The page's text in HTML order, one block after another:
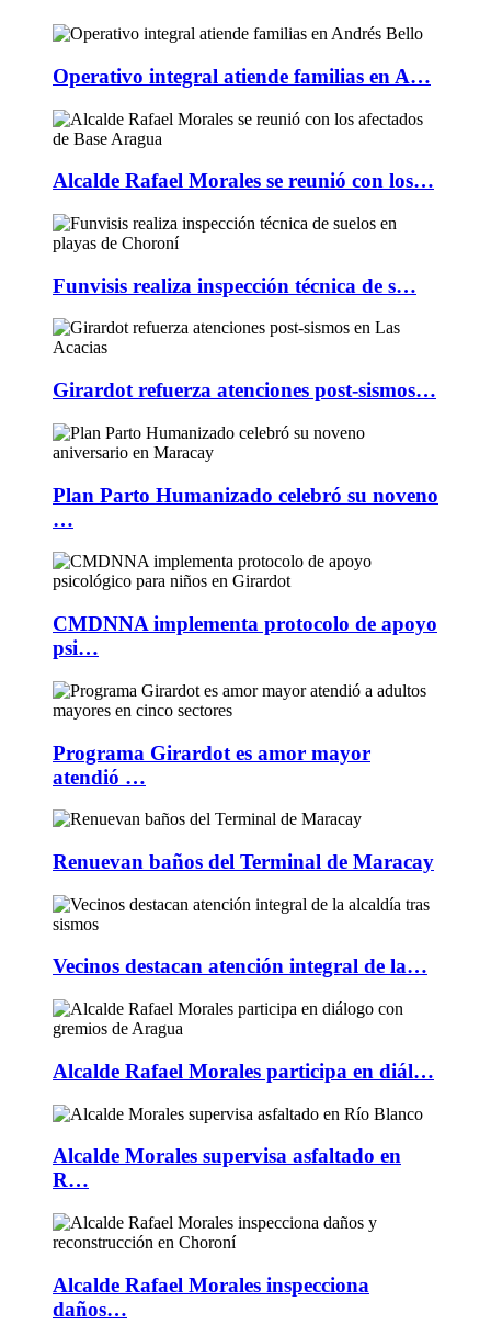
Operativo integral atiende familias en A…
Alcalde Rafael Morales se reunió con los…
Funvisis realiza inspección técnica de s…
Girardot refuerza atenciones post-sismos…
Plan Parto Humanizado celebró su noveno
…
CMDNNA implementa protocolo de apoyo
psi…
Programa Girardot es amor mayor
atendió …
Renuevan baños del Terminal de Maracay
Vecinos destacan atención integral de la…
Alcalde Rafael Morales participa en diál…
Alcalde Morales supervisa asfaltado en
R…
Alcalde Rafael Morales inspecciona
daños…